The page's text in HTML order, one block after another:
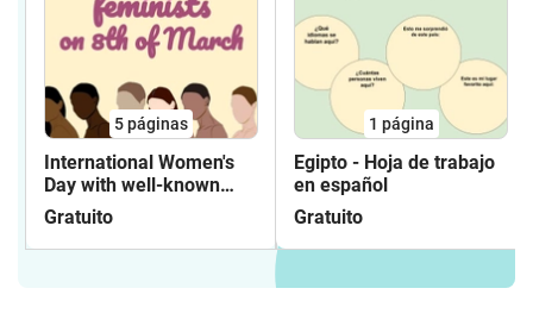
5páginas
International Women's
Day with well-known
feminists on 8th of
March
Gratuito
1 página
Egipto - Hoja de trabajo
en español
Gratuito